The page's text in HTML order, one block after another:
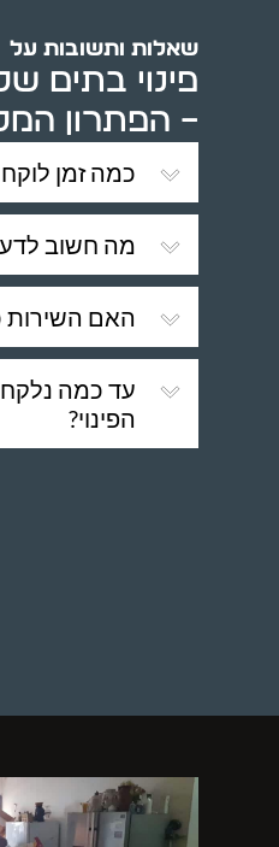
שאלות ותשובות על
פינוי בתים
– הפתרון
כמה זמן
מה חשוב
האם השירות
עד כמה
הפינוי?